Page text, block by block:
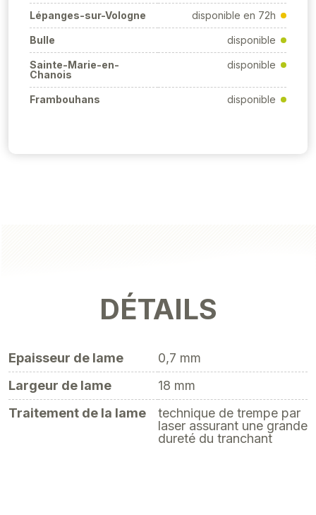
Lépanges-sur-Vologne disponible en 72h
Bulle disponible
Sainte-Marie-en-
Chanois
disponible
Frambouhans disponible
DÉTAILS
Epaisseur de lame
0,7 mm
Largeur de lame
18 mm
Traitement de la lame
technique de trempe par
laser assurant une grande
dureté du tranchant